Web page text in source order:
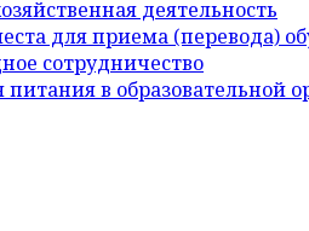
деятельность
для приема (перевода)
сотрудничество
питания в образовательной